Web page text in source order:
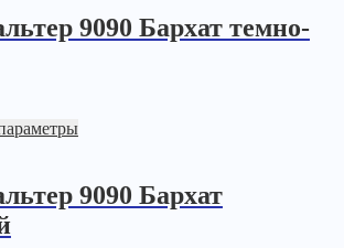
9090 Бархат темно-
9090 Бархат